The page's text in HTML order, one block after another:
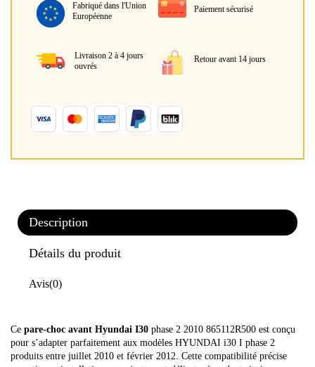
Fabriqué dans l'Union
Européenne
Paiement sécurisé
Livraison 2 à 4 jours
ouvrés
Retour avant 14 jours
Description
Détails du produit
Avis(0)
Ce pare-choc avant Hyundai I30 phase 2 2010 865112R500 est conçu
pour s’adapter parfaitement aux modèles HYUNDAI i30 I phase 2
produits entre juillet 2010 et février 2012. Cette compatibilité précise